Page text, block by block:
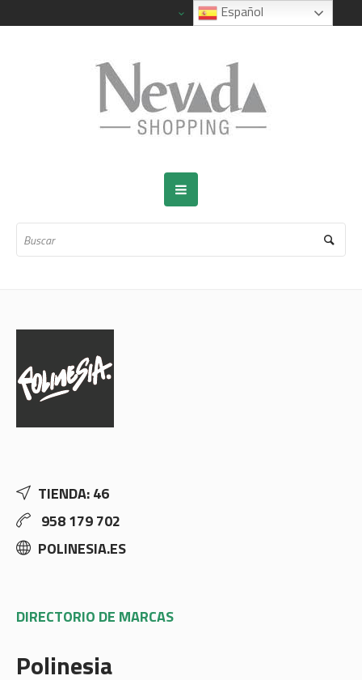
TIENDA: 46
958 179 702
POLINESIA.ES
DIRECTORIO DE MARCAS
Polinesia
Español